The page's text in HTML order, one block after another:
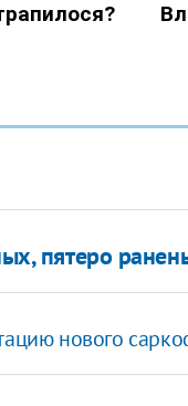
пятеро
нового